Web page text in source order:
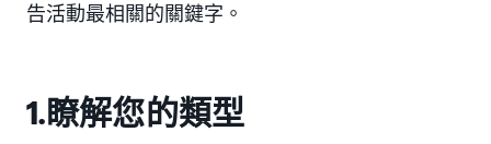
告活動最相關的關鍵字。
1.瞭解您的類型